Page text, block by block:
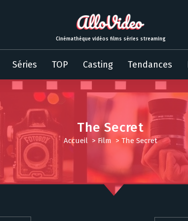
Cinémathèque vidéos films séries streaming
Séries TOP Casting Tendances
The Secret
Accueil > Film > The Secret